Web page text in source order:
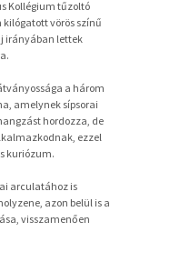
Kollégium tűzoltó
kilógatott vörös színű
irányában lettek
a három
amelynek sípsorai
hordozza, de
ezzel
kuriózum.
arculatához is
azon belül is a
visszamenően